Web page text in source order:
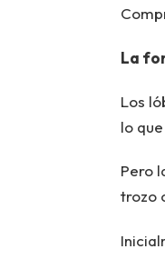
La
Los
lo
Pero
trozo